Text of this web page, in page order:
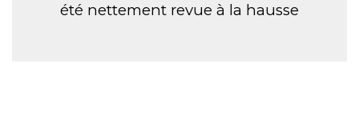
été nettement revue à la hausse